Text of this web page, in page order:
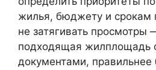
жилья, бюджету и срокам
не затягивать просмотры
подходящая жилплощадь
документами, правильнее